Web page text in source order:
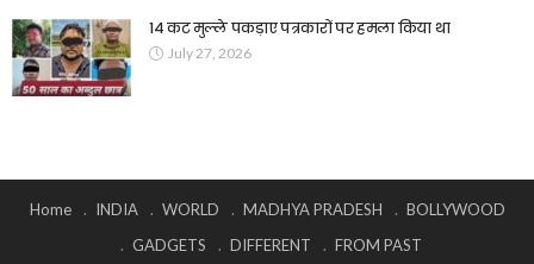
14 कट मुल्ले पकड़ाए पत्रकारों पर हमला किया था
July 27, 2026
Home INDIA WORLD MADHYA PRADESH
BOLLYWOOD
GADGETS
DIFFERENT FROM PAST